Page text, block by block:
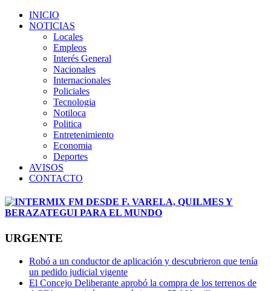
INICIO
NOTICIAS
Locales
Empleos
Interés General
Nacionales
Internacionales
Policiales
Tecnologia
Notiloca
Politica
Entretenimiento
Economia
Deportes
AVISOS
CONTACTO
URGENTE
Robó a un conductor de aplicación y descubrieron que tenía
un pedido judicial vigente
El Concejo Deliberante aprobó la compra de los terrenos de